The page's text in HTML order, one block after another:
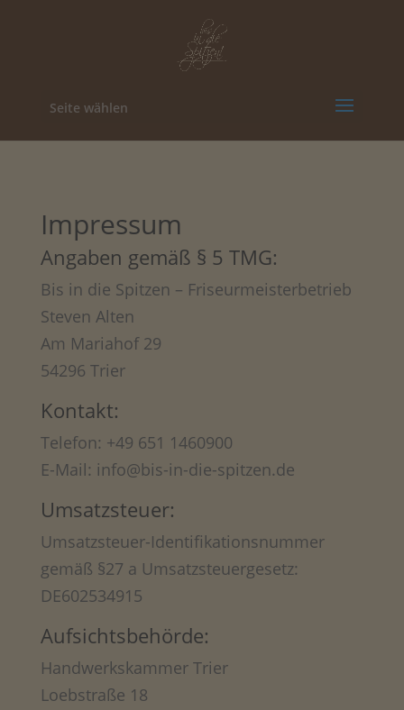
Seite wählen
Impressum
Angaben gemäß § 5 TMG:
Bis in die Spitzen – Friseurmeisterbetrieb
Steven Alten
Am Mariahof 29
54296 Trier
Kontakt:
Telefon: +49 651 1460900
E-Mail: info@bis-in-die-spitzen.de
Umsatzsteuer:
Umsatzsteuer-Identifikationsnummer
gemäß §27 a Umsatzsteuergesetz:
DE602534915
Aufsichtsbehörde:
Handwerkskammer Trier
Loebstraße 18